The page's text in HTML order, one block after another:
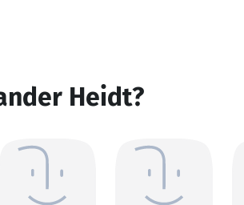
Heidt?